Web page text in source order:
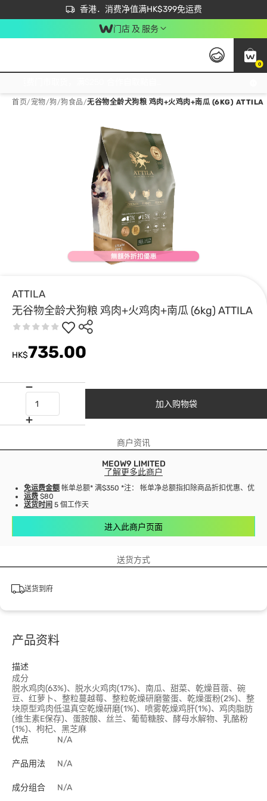
香港．消费净值满HK$399免运费
立即成为易赏钱会员尽享独家优惠
首次APP下单买满$450 输入 NEWAPP 即减$50
门店 及 服务
0
首页/ 宠物/狗/狗食品/无谷物全龄犬狗粮 鸡肉+火鸡肉+南瓜 (6KG) ATTILA
ATTILA
无谷物全龄犬狗粮 鸡肉+火鸡肉+南瓜 (6kg) ATTILA
HK$735.00
加入购物袋
商户资讯
MEOW9 LIMITED
了解更多此商户
免运费金额 帐单总额* 满$350 *注： 帐单净总额指扣除商品折扣优惠、优惠
运费 $80
送货时间 5 個工作天
进入此商户页面
送货方式
送货到府
产品资料
描述
成分
脱水鸡肉(63%)、脱水火鸡肉(17%)、南瓜、甜菜、乾燥苜蓿、碗
豆、红萝卜、整粒蔓越莓、整粒乾燥研磨鳖蛋、乾燥蛋粉(2%)、整
块原型鸡肉低温真空乾燥研磨(1%)、喷雾乾燥鸡肝(1%)、鸡肉脂肪
(维生素E保存)、蛋胺酸、丝兰、葡萄糖胺、酵母水解物、乳酪粉
(1%)、枸杞、黑芝麻
优点
N/A
产品用法 N/A
成分组合 N/A